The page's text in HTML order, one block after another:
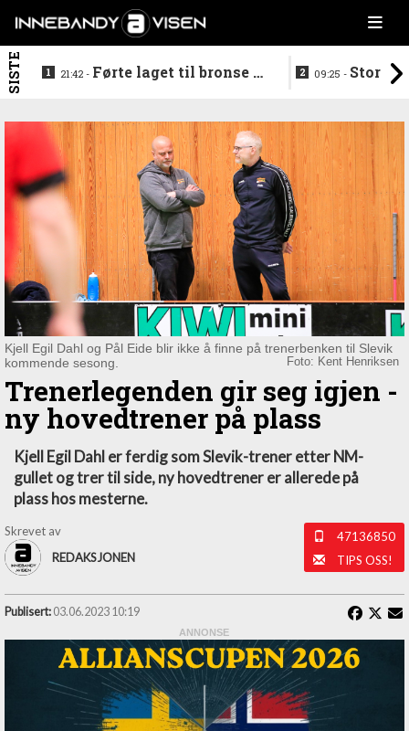
SISTE 21:42 - Førte laget til bronse -
09:25 -
Kjell Egil Dahl og Pål Eide blir ikke å finne på trenerbenken til Slevik
kommende sesong.
Foto: Kent Henriksen
Trenerlegenden gir seg igjen -
ny hovedtrener på plass
Kjell Egil Dahl er ferdig som Slevik-trener etter NM-
gullet og trer til side, ny hovedtrener er allerede på
plass hos mesterne.
Skrevet av
REDAKSJONEN
47136850
TIPS OSS!
Publisert: 03.06.2023 10:19